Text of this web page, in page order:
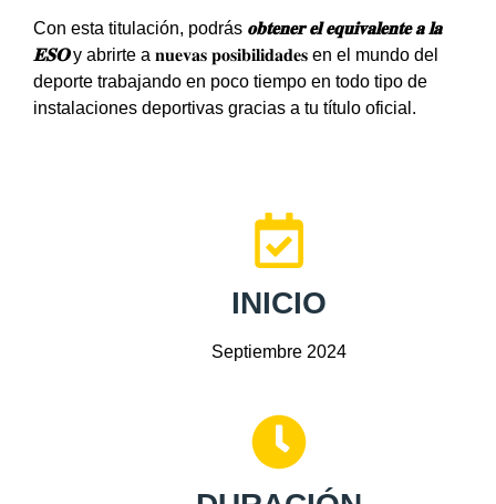
Con esta titulación, podrás 𝐨𝐛𝐭𝐞𝐧𝐞𝐫 𝐞𝐥 𝐞𝐪𝐮𝐢𝐯𝐚𝐥𝐞𝐧𝐭𝐞 𝐚 𝐥𝐚
𝐄𝐒𝐎y abrirte a 𝐧𝐮𝐞𝐯𝐚𝐬 𝐩𝐨𝐬𝐢𝐛𝐢𝐥𝐢𝐝𝐚𝐝𝐞𝐬 en el mundo del
deporte trabajando en poco tiempo en todo tipo de
instalaciones deportivas gracias a tu título oficial.
INICIO
Septiembre 2024